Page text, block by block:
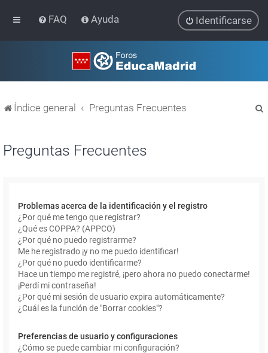
FAQ Ayuda Identificarse
Índice general Preguntas Frecuentes
Preguntas Frecuentes
Problemas acerca de la identificación y el registro
¿Por qué me tengo que registrar?
¿Qué es COPPA? (APPCO)
¿Por qué no puedo registrarme?
Me he registrado ¡y no me puedo identificar!
¿Por qué no puedo identificarme?
Hace un tiempo me registré, ¡pero ahora no puedo conectarme!
¡Perdí mi contraseña!
¿Por qué mi sesión de usuario expira automáticamente?
¿Cuál es la función de "Borrar cookies"?
Preferencias de usuario y configuraciones
¿Cómo se puede cambiar mi configuración?